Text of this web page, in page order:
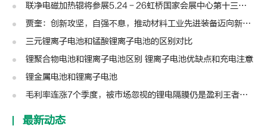
联净电磁加热辊将参展5.24－26虹桥国家会展中心第十三届模切展
贾奎：创新攻坚，自强不息，推动材料工业先进装备迈向新高度 | 高转先锋人物
三元锂离子电池和锰酸锂离子电池的区别对比
锂聚合物电池和锂离子电池区别 锂离子电池优缺点和充电注意
锂金属电池和锂离子电池
毛利率连涨7个季度，被市场忽视的锂电隔膜仍是盈利王者？| 见智研究
最新动态